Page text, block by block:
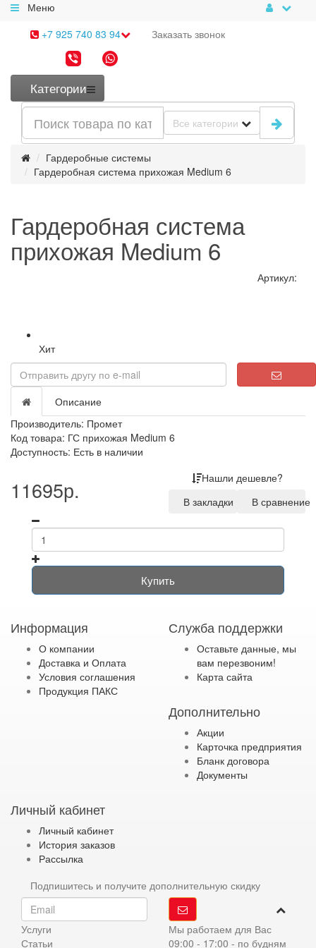
Меню
+7 925 740 83 94
Заказать звонок
Категории
Все категории
Гардеробные системы
Гардеробная система прихожая Medium 6
Гардеробная система
прихожая Medium 6
Артикул:
Loading...
Хит
Описание
Производитель: Промет
Код товара: ГС прихожая Medium 6
Доступность: Есть в наличии
11695р.
Нашли дешевле?
В закладки
В сравнение
Купить
Информация
О компании
Доставка и Оплата
Условия соглашения
Продукция ПАКС
Служба поддержки
Оставьте данные, мы
вам перезвоним!
Карта сайта
Дополнительно
Акции
Карточка предприятия
Бланк договора
Документы
Личный кабинет
Личный кабинет
История заказов
Рассылка
Подпишитесь и получите дополнительную скидку
Услуги
Статьи
Мы работаем для Вас
09:00 - 17:00 - по будням